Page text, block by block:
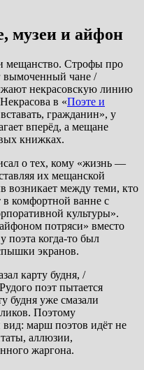
музеи и айфон
мещанство. Строфы про
вымоченный чане /
некрасовскую линию
в «Поэте и
гражданин», у
вперёд, а мещане
книжках.
о тех, кому «жизнь —
их мещанской
возникает между теми, кто
комфортной ванне с
культуры».
потряси» вместо
поэта когда-то был
экранов.
карту будня, /
поэт пытается
будня уже смазали
Поэтому
марш поэтов идёт не
аллюзии,
жаргона.